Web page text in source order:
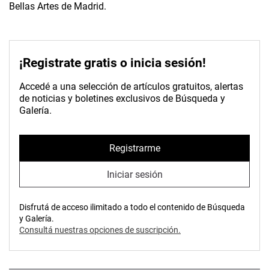
Bellas Artes de Madrid.
¡Registrate gratis o inicia sesión!
Accedé a una selección de artículos gratuitos, alertas
de noticias y boletines exclusivos de Búsqueda y
Galería.
Registrarme
Iniciar sesión
Disfrutá de acceso ilimitado a todo el contenido de Búsqueda
y Galería.
Consultá nuestras opciones de suscripción.